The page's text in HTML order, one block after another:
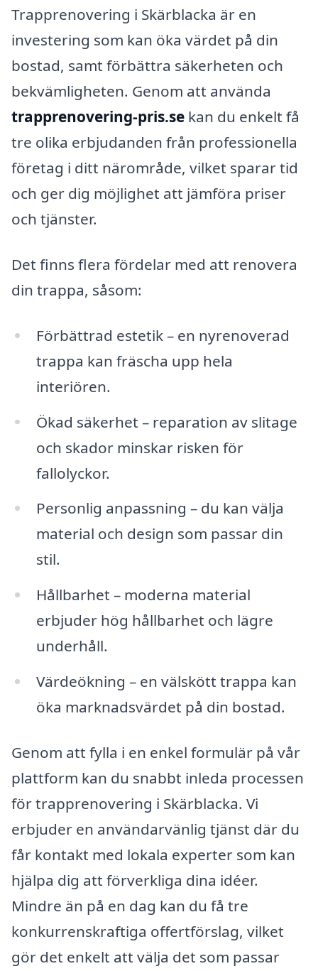
Trapprenovering i Skärblacka är en
investering som kan öka värdet på din
bostad, samt förbättra säkerheten och
bekvämligheten. Genom att använda
trapprenovering-pris.se kan du enkelt få
tre olika erbjudanden från professionella
företag i ditt närområde, vilket sparar tid
och ger dig möjlighet att jämföra priser
och tjänster.
Det finns flera fördelar med att renovera
din trappa, såsom:
Förbättrad estetik – en nyrenoverad
trappa kan fräscha upp hela
interiören.
Ökad säkerhet – reparation av slitage
och skador minskar risken för
fallolyckor.
Personlig anpassning – du kan välja
material och design som passar din
stil.
Hållbarhet – moderna material
erbjuder hög hållbarhet och lägre
underhåll.
Värdeökning – en välskött trappa kan
öka marknadsvärdet på din bostad.
Genom att fylla i en enkel formulär på vår
plattform kan du snabbt inleda processen
för trapprenovering i Skärblacka. Vi
erbjuder en användarvänlig tjänst där du
får kontakt med lokala experter som kan
hjälpa dig att förverkliga dina idéer.
Mindre än på en dag kan du få tre
konkurrenskraftiga offertförslag, vilket
gör det enkelt att välja det som passar